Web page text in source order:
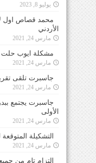
يوليو 8, 2023
محمد قصاص اول
الأردني
مارس 24, 2021
مشكلة ايوب حلت
مارس 24, 2021
جاسبرت تلقى
مارس 24, 2021
جاسبرت يجتمع
الأولى
مارس 24, 2021
التشكيلة
مارس 24, 2021
التزام تام من